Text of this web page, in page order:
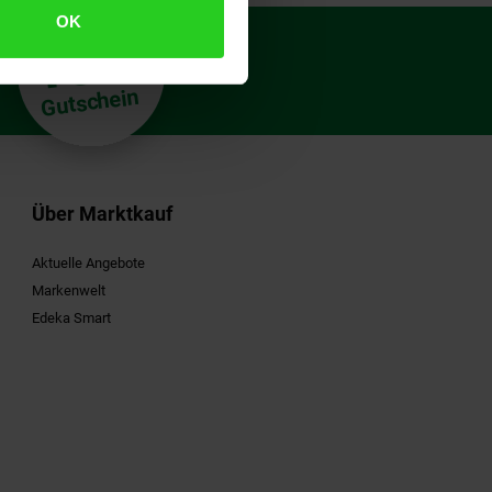
OK
15€
Gutschein
Über Marktkauf
Aktuelle Angebote
Markenwelt
Edeka Smart